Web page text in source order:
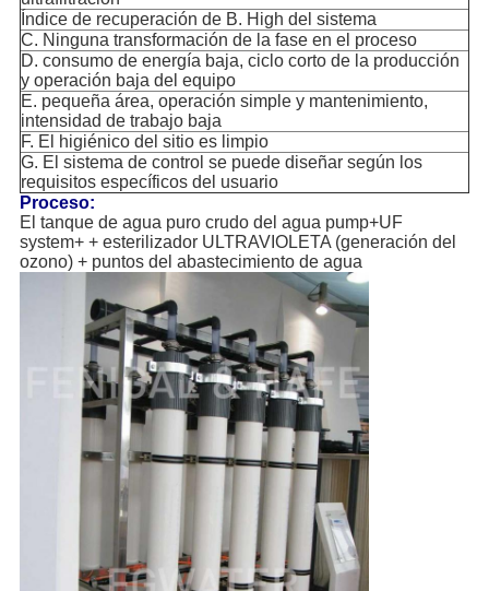
Índice de recuperación de B. High del sistema
C. Ninguna transformación de la fase en el proceso
D. consumo de energía baja, ciclo corto de la producción
y operación baja del equipo
E. pequeña área, operación simple y mantenimiento,
intensidad de trabajo baja
F. El higiénico del sitio es limpio
G. El sistema de control se puede diseñar según los
requisitos específicos del usuario
Proceso:
El tanque de agua puro crudo del agua pump+UF
system+ + esterilizador ULTRAVIOLETA (generación del
ozono) + puntos del abastecimiento de agua